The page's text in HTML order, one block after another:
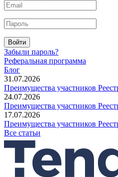
Войти
Забыли пароль?
Реферальная программа
Блог
31.07.2026
Преимущества участников
24.07.2026
Преимущества участников
17.07.2026
Преимущества участников
Все статьи